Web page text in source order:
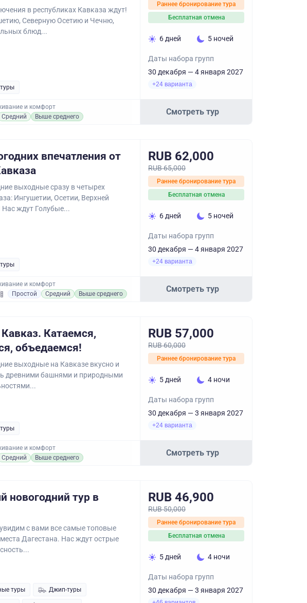
в республиках Кавказа ждут!
Северную Осетию и Чечню,
блюд...
и комфорт
Средний
Выше среднего
Раннее бронирование тура
Бесплатная отмена
6 дней 5 ночей
Даты набора групп
30 декабря — 4 января 2027
+24 варианта
Смотреть тур
впечатления от
выходные сразу в четырех
Ингушетии, Осетии, Верхней
ждут Голубые...
и комфорт
Простой
Средний Выше среднего
RUB 62,000
RUB 65,000
Раннее бронирование тура
Бесплатная отмена
6 дней 5 ночей
Даты набора групп
30 декабря — 4 января 2027
+24 варианта
Смотреть тур
Катаемся,
объедаемся!
выходные на Кавказе вкусно и
древними башнями и природными
и комфорт
Средний
Выше среднего
RUB 57,000
RUB 60,000
Раннее бронирование тура
5 дней 4 ночи
Даты набора групп
30 декабря — 3 января 2027
+24 варианта
Смотреть тур
новогодний тур в
с вами все самые топовые
Дагестана. Нас ждут острые
туры Джип-туры
RUB 46,900
RUB 50,000
Раннее бронирование тура
Бесплатная отмена
5 дней 4 ночи
Даты набора групп
30 декабря — 3 января 2027